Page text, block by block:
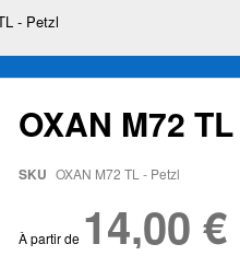
- Petzl
OXAN M72
SKU OXAN M72 TL - Petzl
À partir de 14,00 €